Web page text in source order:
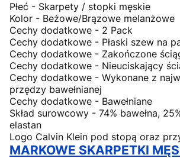
Płeć - Skarpety / stopki męskie
Kolor - Beżowe/Brązowe melanżowe
Cechy dodatkowe - 2 Pack
Cechy dodatkowe - Płaski szew na
Cechy dodatkowe - Zakończone
Cechy dodatkowe - Nieuciskający
Cechy dodatkowe - Wykonane z
przędzy bawełnianej
Cechy dodatkowe - Bawełniane
Skład surowcowy - 74% bawełna,
elastan
Logo Calvin Klein pod stopą oraz
MARKOWE SKARPETKI